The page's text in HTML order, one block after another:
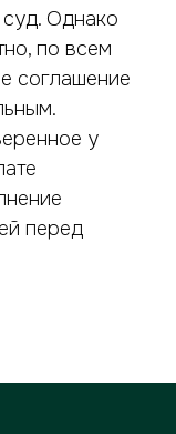
Однако
по всем
соглашение
у
перед